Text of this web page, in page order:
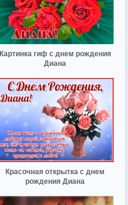
Картинка гиф с днем рождения
Диана
Красочная открытка с днем
рождения Диана